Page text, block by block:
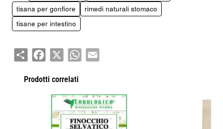
tisana per gonfiore
rimedi naturali stomaco
tisane per intestino
ShareFacebook
X WhatsAppEmail
Prodotti correlati